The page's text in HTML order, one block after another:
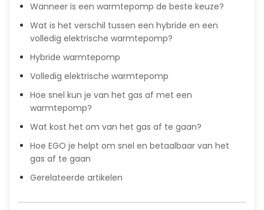
Wanneer is een warmtepomp de beste keuze?
Wat is het verschil tussen een hybride en een
volledig elektrische warmtepomp?
Hybride warmtepomp
Volledig elektrische warmtepomp
Hoe snel kun je van het gas af met een
warmtepomp?
Wat kost het om van het gas af te gaan?
Hoe EGO je helpt om snel en betaalbaar van het
gas af te gaan
Gerelateerde artikelen